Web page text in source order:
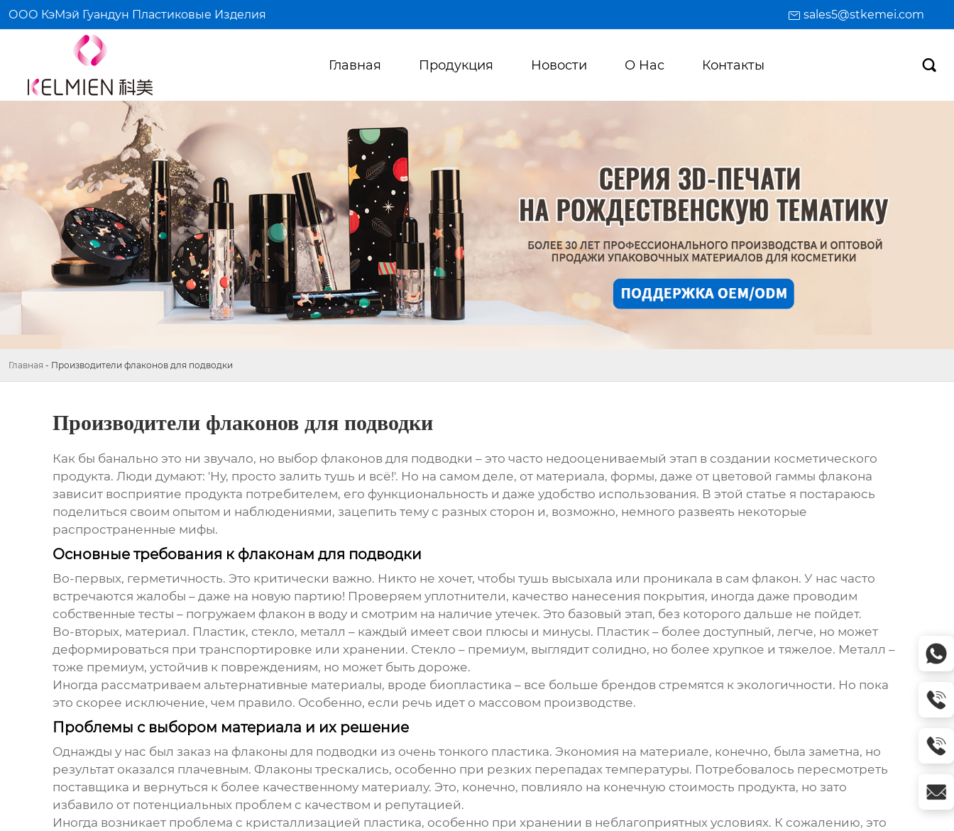
ООО КэМэй Гуандун Пластиковые Изделия sales5@stkemei.com
Главная Продукция Новости О Hас Контакты 
Главная - Производители флаконов для подводки
Производители флаконов для подводки
Как бы банально это ни звучало, но выбор флаконов для подводки – это часто недооцениваемый этап в создании косметического
продукта. Люди думают: 'Ну, просто залить тушь и всё!'. Но на самом деле, от материала, формы, даже от цветовой гаммы флакона
зависит восприятие продукта потребителем, его функциональность и даже удобство использования. В этой статье я постараюсь
поделиться своим опытом и наблюдениями, зацепить тему с разных сторон и, возможно, немного развеять некоторые
распространенные мифы.
Основные требования к флаконам для подводки
Во-первых, герметичность. Это критически важно. Никто не хочет, чтобы тушь высыхала или проникала в сам флакон. У нас часто
встречаются жалобы – даже на новую партию! Проверяем уплотнители, качество нанесения покрытия, иногда даже проводим
собственные тесты – погружаем флакон в воду и смотрим на наличие утечек. Это базовый этап, без которого дальше не пойдет.
Во-вторых, материал. Пластик, стекло, металл – каждый имеет свои плюсы и минусы. Пластик – более доступный, легче, но может
деформироваться при транспортировке или хранении. Стекло – премиум, выглядит солидно, но более хрупкое и тяжелое. Металл –
тоже премиум, устойчив к повреждениям, но может быть дороже.
Иногда рассматриваем альтернативные материалы, вроде биопластика – все больше брендов стремятся к экологичности. Но пока
это скорее исключение, чем правило. Особенно, если речь идет о массовом производстве.
Проблемы с выбором материала и их решение
Однажды у нас был заказ на флаконы для подводки из очень тонкого пластика. Экономия на материале, конечно, была заметна, но
результат оказался плачевным. Флаконы трескались, особенно при резких перепадах температуры. Потребовалось пересмотреть
поставщика и вернуться к более качественному материалу. Это, конечно, повлияло на конечную стоимость продукта, но зато
избавило от потенциальных проблем с качеством и репутацией.
Иногда возникает проблема с кристаллизацией пластика, особенно при хранении в неблагоприятных условиях. К сожалению, это